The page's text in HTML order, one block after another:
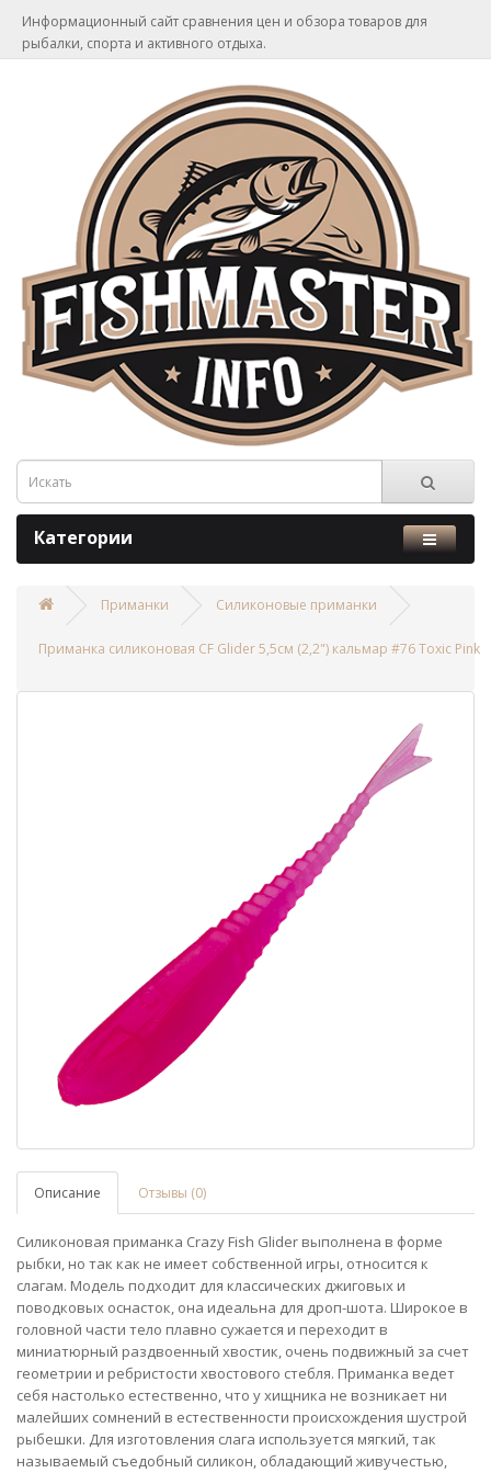
Информационный сайт сравнения цен и обзора товаров для
рыбалки, спорта и активного отдыха.
Категории
Приманки Силиконовые приманки
Приманка силиконовая CF Glider 5,5см (2,2") кальмар #76 Toxic Pink
Описание Отзывы (0)
Силиконовая приманка Crazy Fish Glider выполнена в форме
рыбки, но так как не имеет собственной игры, относится к
слагам. Модель подходит для классических джиговых и
поводковых оснасток, она идеальна для дроп-шота. Широкое в
головной части тело плавно сужается и переходит в
миниатюрный раздвоенный хвостик, очень подвижный за счет
геометрии и ребристости хвостового стебля. Приманка ведет
себя настолько естественно, что у хищника не возникает ни
малейших сомнений в естественности происхождения шустрой
рыбешки. Для изготовления слага используется мягкий, так
называемый съедобный силикон, обладающий живучестью,